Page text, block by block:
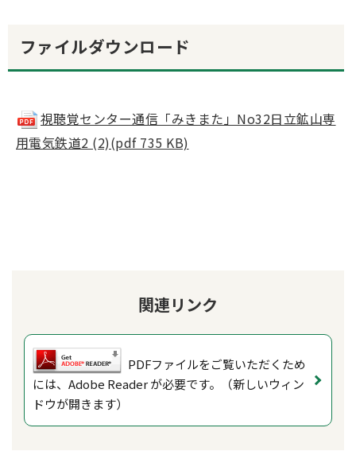
ファイルダウンロード
視聴覚センター通信「みきまた」No32日立鉱山専
用電気鉄道2 (2)(pdf 735 KB)
関連リンク
PDFファイルをご覧いただくため
には、Adobe Reader が必要です。（新しいウィン
ドウが開きます）